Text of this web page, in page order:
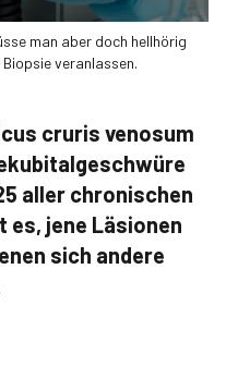
man aber doch hellhörig
veranlassen.
cruris venosum
aller chronischen
es, jene Läsionen
sich andere